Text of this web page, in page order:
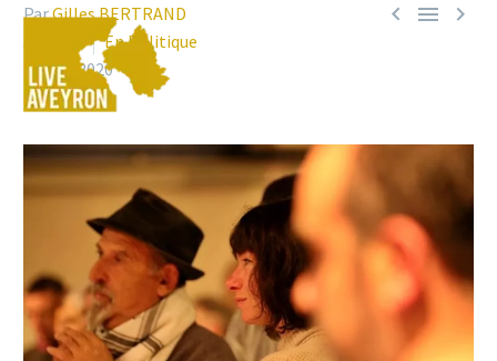
  
ParGilles BERTRAND
A Millau
En Politique
4 mars 2020